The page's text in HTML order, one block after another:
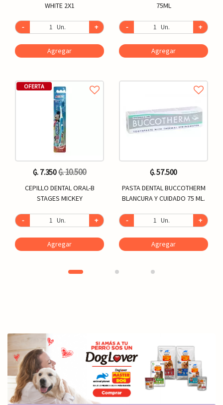
WHITE 2X1
- Un. +
Agregar
OFERTA
₲. 7.350₲. 10.500
CEPILLO DENTAL ORAL-B
STAGES MICKEY
- Un. +
Agregar
75ML
- Un. +
Agregar
₲. 57.500
PASTA DENTAL BUCCOTHERM
BLANCURA Y CUIDADO 75 ML.
- Un. +
Agregar